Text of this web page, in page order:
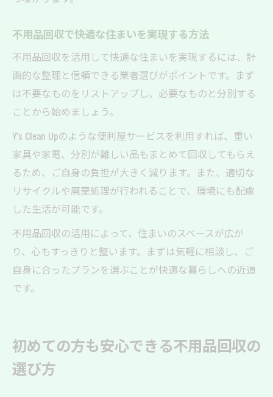
不用品回収で快適な住まいを実現する方法
不用品回収を活用して快適な住まいを実現するには、計
画的な整理と信頼できる業者選びがポイントです。まず
は不要なものをリストアップし、必要なものと分別する
ことから始めましょう。
Y's Clean Upのような便利屋サービスを利用すれば、重い
家具や家電、分別が難しい品もまとめて回収してもらえ
るため、ご自身の負担が大きく減ります。また、適切な
リサイクルや廃棄処理が行われることで、環境にも配慮
した生活が可能です。
不用品回収の活用によって、住まいのスペースが広が
り、心もすっきりと整います。まずは気軽に相談し、ご
自身に合ったプランを選ぶことが快適な暮らしへの近道
です。
初めての方も安心できる不用品回収の
選び方